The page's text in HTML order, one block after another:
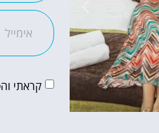
קראתי